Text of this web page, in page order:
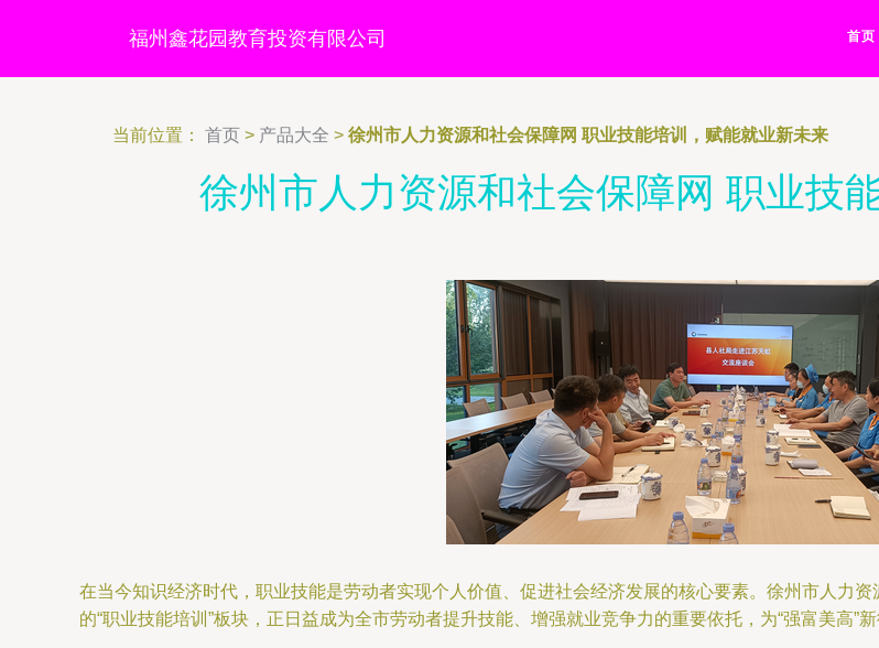
福州鑫花园教育投资有限公司 首页
当前位置： 首页 > 产品大全 > 徐州市人力资源和社会保障网 职业技能培训，赋能就业新未来
徐州市人力资源和社会保障网 职业技
在当今知识经济时代，职业技能是劳动者实现个人价值、促进社会经济发展的核心要素。徐州市人力
的“职业技能培训”板块，正日益成为全市劳动者提升技能、增强就业竞争力的重要依托，为“强富美高”